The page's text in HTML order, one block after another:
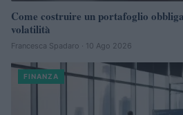
Come costruire un portafoglio
volatilità
Francesca Spadaro · 10 Ago 2026
FINANZA